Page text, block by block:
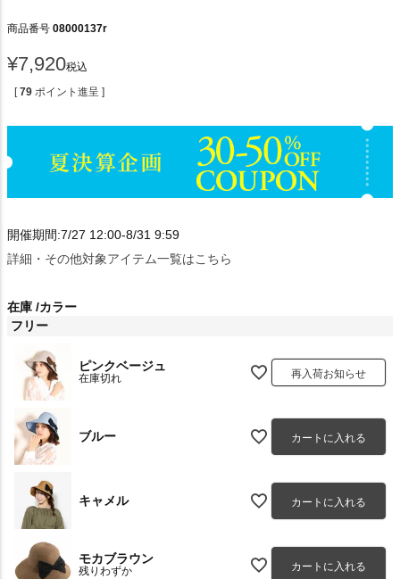
商品番号 08000137r
¥7,920税込
[ 79 ポイント進呈 ]
開催期間:7/27 12:00-8/31 9:59
詳細・その他対象アイテム一覧はこちら
在庫 カラー
フリー
ピンクベージュ
在庫切れ 再入荷お知らせ
ブルー カートに入れる
キャメル カートに入れる
モカブラウン
残りわずか カートに入れる